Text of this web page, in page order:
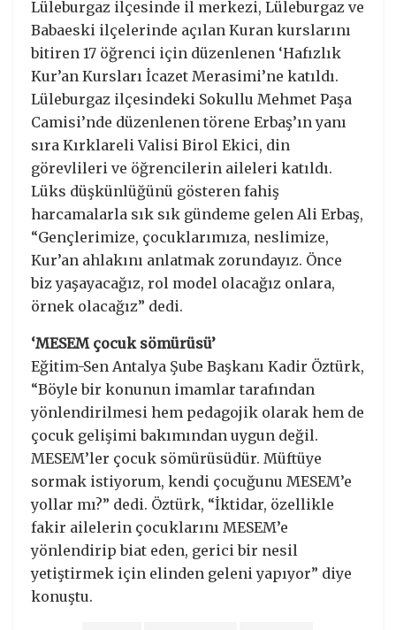
Lüleburgaz ilçesinde il merkezi, Lüleburgaz ve
Babaeski ilçelerinde açılan Kuran kurslarını
bitiren 17 öğrenci için düzenlenen ‘Hafızlık
Kur’an Kursları İcazet Merasimi’ne katıldı.
Lüleburgaz ilçesindeki Sokullu Mehmet Paşa
Camisi’nde düzenlenen törene Erbaş’ın yanı
sıra Kırklareli Valisi Birol Ekici, din
görevlileri ve öğrencilerin aileleri katıldı.
Lüks düşkünlüğünü gösteren fahiş
harcamalarla sık sık gündeme gelen Ali Erbaş,
“Gençlerimize, çocuklarımıza, neslimize,
Kur’an ahlakını anlatmak zorundayız. Önce
biz yaşayacağız, rol model olacağız onlara,
örnek olacağız” dedi.
‘MESEM çocuk sömürüsü’
Eğitim-Sen Antalya Şube Başkanı Kadir Öztürk,
“Böyle bir konunun imamlar tarafından
yönlendirilmesi hem pedagojik olarak hem de
çocuk gelişimi bakımından uygun değil.
MESEM’ler çocuk sömürüsüdür. Müftüye
sormak istiyorum, kendi çocuğunu MESEM’e
yollar mı?” dedi. Öztürk, “İktidar, özellikle
fakir ailelerin çocuklarını MESEM’e
yönlendirip biat eden, gerici bir nesil
yetiştirmek için elinden geleni yapıyor” diye
konuştu.